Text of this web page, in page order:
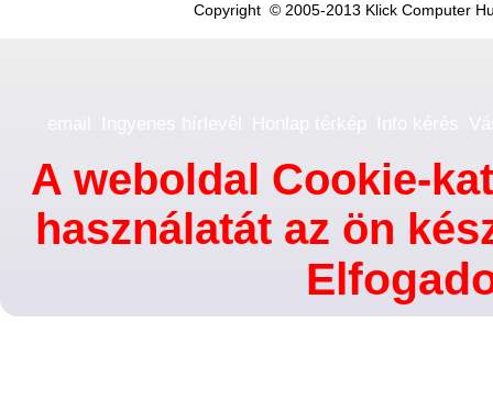
Copyright © 2005-2013 Klick Computer
A weboldal Cookie-
használatát az ön